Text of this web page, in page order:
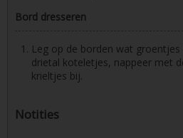
Bord dresseren
Leg op de borden wat
drietal koteletjes, nappeer met
krieltjes bij.
Notities